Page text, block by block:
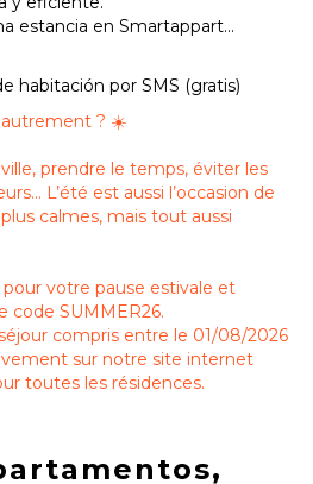
estancia en Smartappart...
habitación por SMS (gratis)
autrement ? ☀️
prendre le temps, éviter les
L’été est aussi l’occasion de
calmes, mais tout aussi
votre pause estivale et
code SUMMER26.
compris entre le 01/08/2026
sur notre site internet
toutes les résidences.